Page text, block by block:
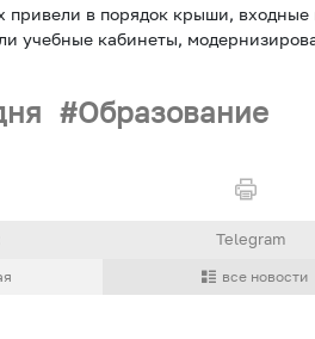
привели в порядок крыши,
учебные кабинеты,
Образование